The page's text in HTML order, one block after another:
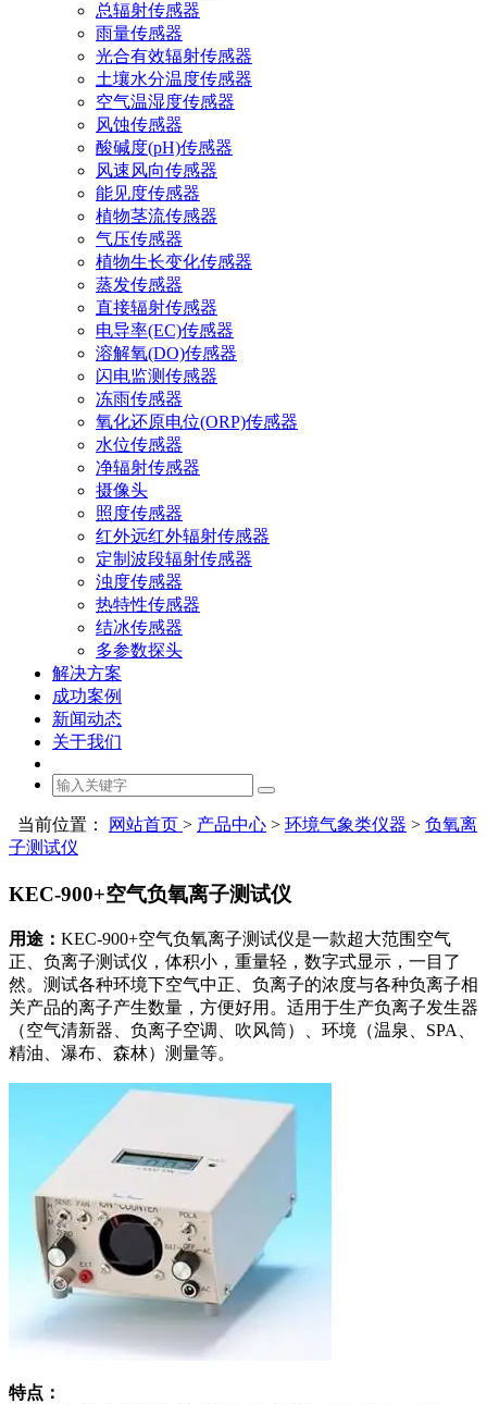
总辐射传感器
雨量传感器
光合有效辐射传感器
土壤水分温度传感器
空气温湿度传感器
风蚀传感器
酸碱度(pH)传感器
风速风向传感器
能见度传感器
植物茎流传感器
气压传感器
植物生长变化传感器
蒸发传感器
直接辐射传感器
电导率(EC)传感器
溶解氧(DO)传感器
闪电监测传感器
冻雨传感器
氧化还原电位(ORP)传感器
水位传感器
净辐射传感器
摄像头
照度传感器
红外远红外辐射传感器
定制波段辐射传感器
浊度传感器
热特性传感器
结冰传感器
多参数探头
解决方案
成功案例
新闻动态
关于我们
当前位置： 网站首页 > 产品中心 > 环境气象类仪器 > 负氧离
子测试仪
KEC-900+空气负氧离子测试仪
用途： KEC-900+空气负氧离子测试仪是一款超大范围空气
正、负离子测试仪，体积小，重量轻，数字式显示，一目了
然。测试各种环境下空气中正、负离子的浓度与各种负离子相
关产品的离子产生数量，方便好用。适用于生产负离子发生器
（空气清新器、负离子空调、吹风筒）、环境（温泉、SPA、
精油、瀑布、森林）测量等。
特点：